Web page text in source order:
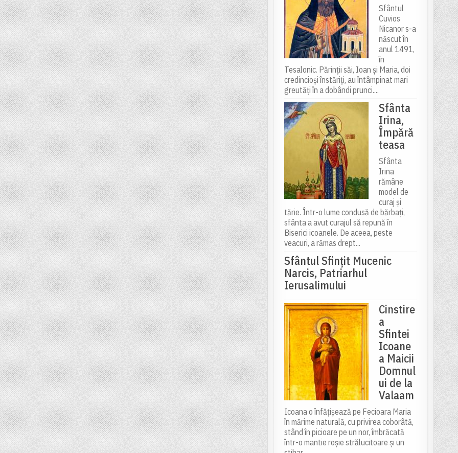
Sfântul
Cuvios
Nicanor s-a
născut în
anul 1491,
în
Tesalonic. Părinții săi, Ioan și Maria, doi
credincioși înstăriți, au întâmpinat mari
greutăți în a dobândi prunci....
Sfânta
Irina,
Împără
teasa
Sfânta
Irina
rămâne
model de
curaj și
tărie. Într-o lume condusă de bărbați,
sfânta a avut curajul să repună în
Biserici icoanele. De aceea, peste
veacuri, a rămas drept...
Sfântul Sfinţit Mucenic
Narcis, Patriarhul
Ierusalimului
Cinstire
a
Sfintei
Icoane
a Maicii
Domnul
ui de la
Valaam
Icoana o înfățișează pe Fecioara Maria
în mărime naturală, cu privirea coborâtă,
stând în picioare pe un nor, îmbrăcată
într-o mantie roșie strălucitoare și un